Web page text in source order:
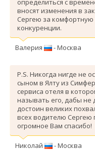
вносят изменения в
Сергею за комфортную
конкуренции.
Валерия - Москва
P.S. Никогда нигде не
сыном в Ялту из
сервиса отеля в
называть его, дабы не
достоин великих
всех водителю
огромное Вам спасибо!
Николай - Москва